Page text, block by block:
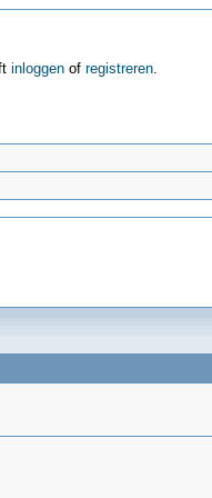
inloggenof registreren.